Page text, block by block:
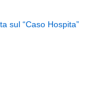
sul “Caso Hospita”